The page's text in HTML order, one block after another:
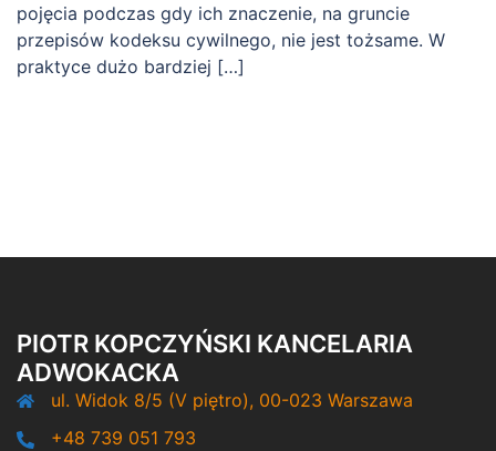
pojęcia podczas gdy ich znaczenie, na gruncie
przepisów kodeksu cywilnego, nie jest tożsame. W
praktyce dużo bardziej […]
PIOTR KOPCZYŃSKI KANCELARIA
ADWOKACKA
ul. Widok 8/5 (V piętro), 00-023 Warszawa
+48 739 051 793